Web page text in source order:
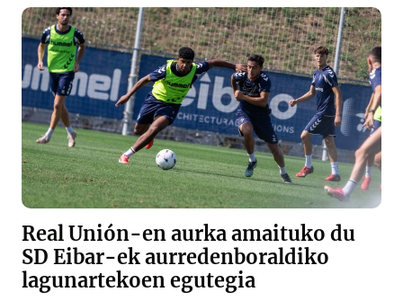
Real Unión-en aurka amaituko du
SD Eibar-ek aurredenboraldiko
lagunartekoen egutegia